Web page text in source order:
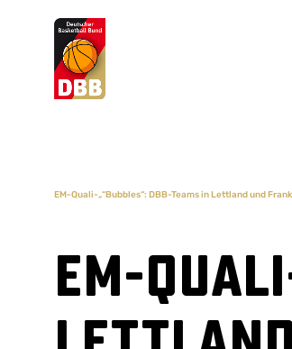
Suchvorschläge
EM-Quali-„“Bubbles“: DBB-Teams in Lettland und
EM-